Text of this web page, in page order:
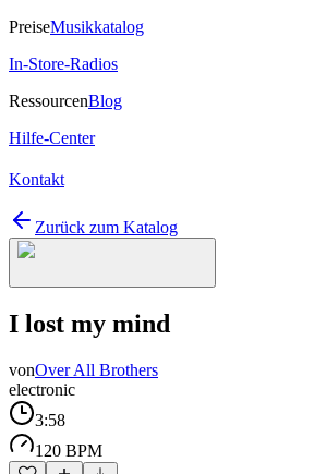
PreiseMusikkatalog
In-Store-Radios
RessourcenBlog
Hilfe-Center
Kontakt
Zurück zum Katalog
I lost my mind
vonOver All Brothers
electronic
3:58
120 BPM